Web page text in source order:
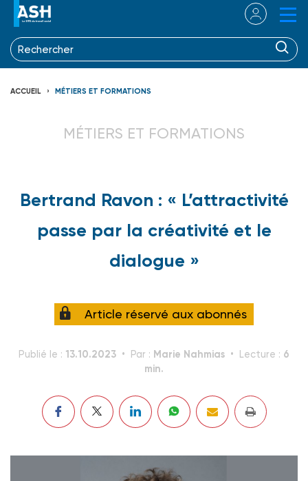
ACCUEIL MÉTIERS ET FORMATIONS
MÉTIERS ET FORMATIONS
Bertrand Ravon : « L’attractivité
passe par la créativité et le
dialogue »
Article réservé aux abonnés
Publié le : 13.10.2023 Par : Marie Nahmias Lecture : 6
min.